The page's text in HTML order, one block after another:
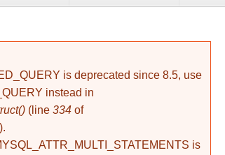
is deprecated since 8.5, use
instead in
(line 334 of
).
is